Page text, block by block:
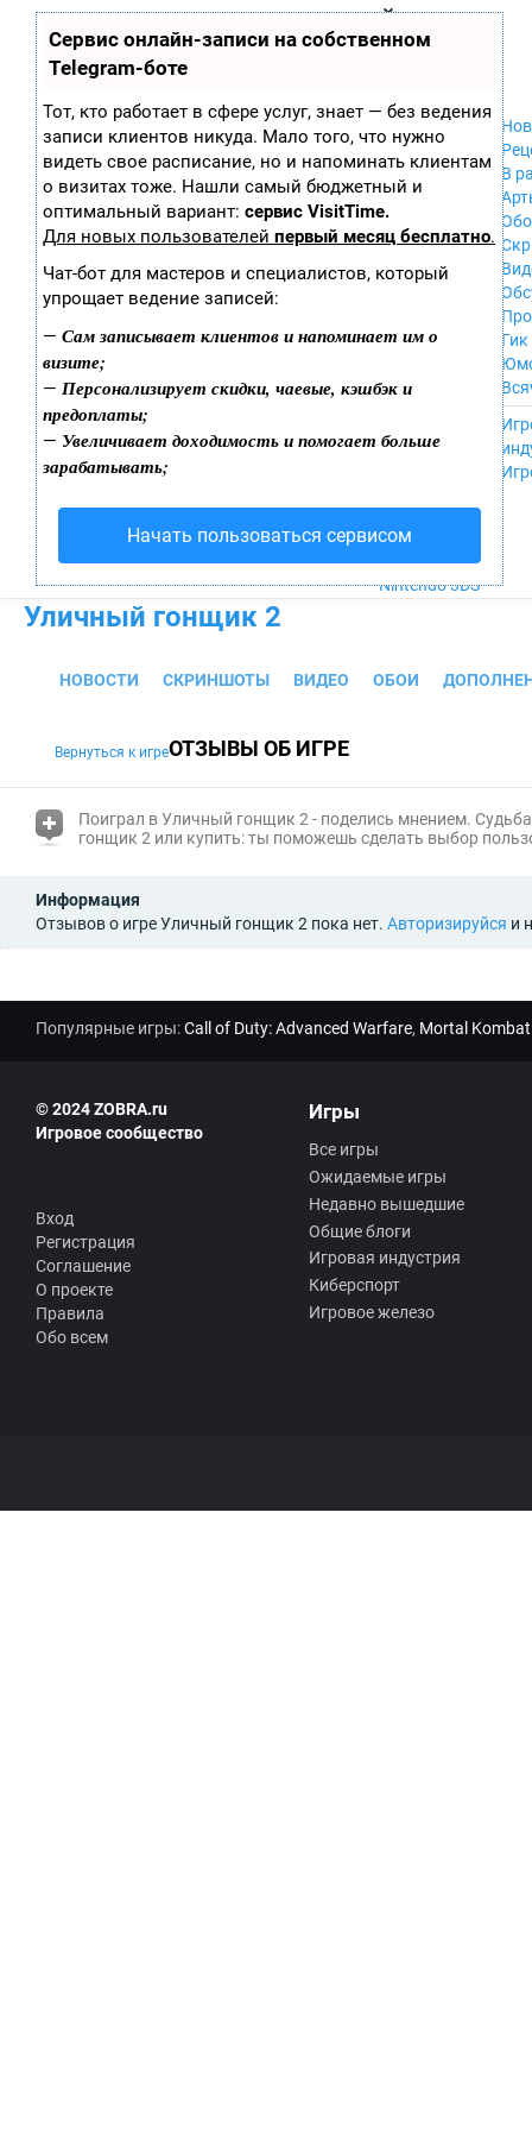
Сервис онлайн-записи на собственном
Telegram-боте
Тот, кто работает в сфере услуг, знает — без ведения
записи клиентов никуда. Мало того, что нужно
видеть свое расписание, но и напоминать клиентам
о визитах тоже. Нашли самый бюджетный и
оптимальный вариант: сервис VisitTime.
Для новых пользователей первый месяц бесплатно.
Чат-бот для мастеров и специалистов, который
упрощает ведение записей:
— Сам записывает клиентов и напоминает им о
визите;
— Персонализирует скидки, чаевые, кэшбэк и
предоплаты;
— Увеличивает доходимость и помогает больше
зарабатывать;
Начать пользоваться сервисом
играх
ла
ор
ы
Xbox 360
Wii
GameCube
PS
PS2
PS3
Nintendo 64
PSP
iPhone, iPod,
MacOS
NES
Wii U
PS4
Xbox One
Nintendo 3DS
В
Гик
Уличный гонщик 2
НОВОСТИ СКРИНШОТЫ ВИДЕО ОБОИ
Вернуться к игреОТЗЫВЫ ОБ ИГРЕ
Поиграл в Уличный гонщик 2 - поделись мнением.
гонщик 2 или купить: ты поможешь сделать выбор
Информация
Отзывов о игре Уличный гонщик 2 пока нет. Авторизируйся и
Популярные игры:Call of Duty: Advanced Warfare, Mortal
© 2024 ZOBRA.ru
Игровое сообщество
Вход
Регистрация
Соглашение
О проекте
Правила
Обо всем
Игры
Все игры
Ожидаемые игры
Недавно вышедшие
Общие блоги
Игровая индустрия
Киберспорт
Игровое железо